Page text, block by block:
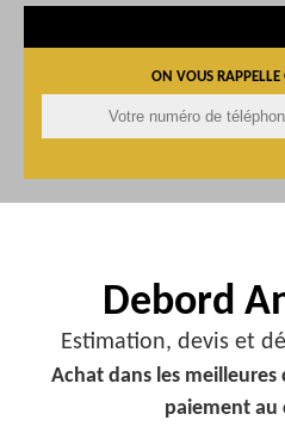
ON VOUS RAPPELLE
Debord
Estimation, devis et
Achat dans les
paiement